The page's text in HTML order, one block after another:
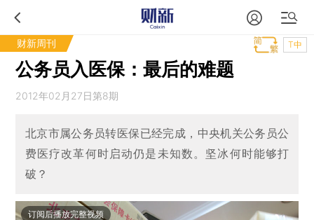
财新周刊 T中
公务员入医保：最后的难题
2012年02月27日第8期
北京市属公务员转医保已经完成，中央机关公务员公
费医疗改革何时启动仍是未知数。坚冰何时能够打
破？
订阅后播放完整视频